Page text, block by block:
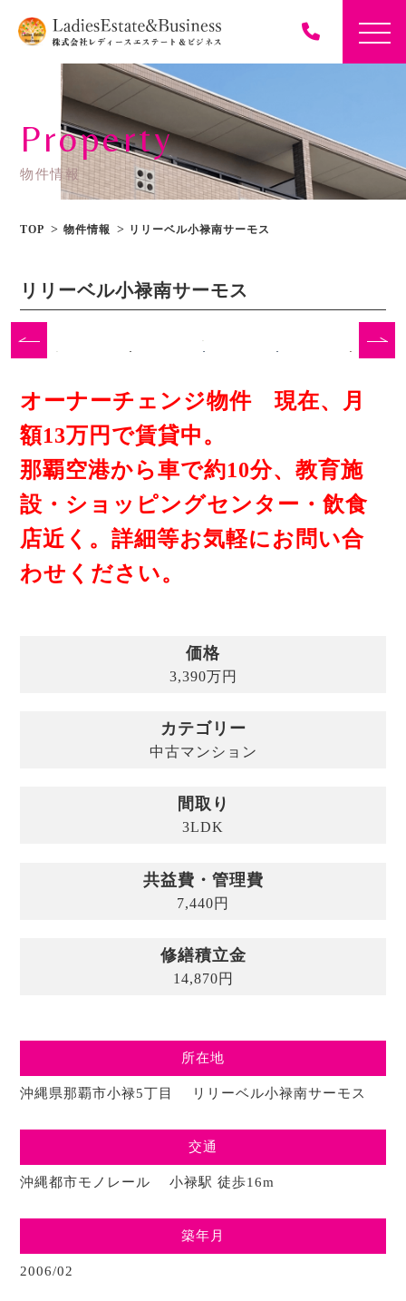
Property
物件情報
TOP 物件情報 リリーベル小禄南サーモス
リリーベル小禄南サーモス
オーナーチェンジ物件 現在、月
額13万円で賃貸中。
那覇空港から車で約10分、教育施
設・ショッピングセンター・飲食
店近く。詳細等お気軽にお問い合
わせください。
価格
3,390万円
カテゴリー
中古マンション
間取り
3LDK
共益費・管理費
7,440円
修繕積立金
14,870円
所在地
沖縄県那覇市小禄5丁目 リリーベル小禄南サーモス
交通
沖縄都市モノレール 小禄駅 徒歩16m
築年月
2006/02